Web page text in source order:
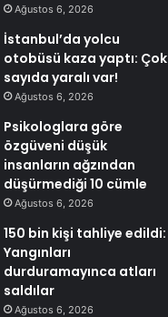
Ağustos 6, 2026
İstanbul’da yolcu
otobüsü kaza yaptı: Çok
sayıda yaralı var!
Ağustos 6, 2026
Psikologlara göre
özgüveni düşük
insanların ağzından
düşürmediği 10 cümle
Ağustos 6, 2026
150 bin kişi tahliye edildi:
Yangınları
durduramayınca atları
saldılar
Ağustos 6, 2026